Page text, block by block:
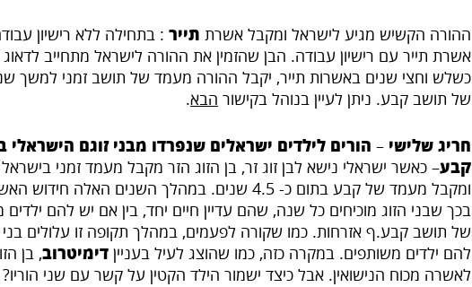
ההורה הקשיש מגיע לישראל ומקבל אשרת תייר : בתחילה ללא רישיון
אשרת תייר עם רישיון עבודה. הבן שהזמין את ההורה לישראל מתחייב
כשלש וחצי שנים באשרות תייר, יקבל ההורה מעמד של תושב זמני למשך
של תושב קבע. ניתן לעיין בנוהל בקישור הבא.
חריג שלישי – הורים לילדים ישראלים שנפרדו מבני זוגם
קבע– כאשר ישראלי נישא לבן זוג זר, בן הזוג הזר מקבל מעמד זמני
ומקבל מעמד של קבע בתום כ- 4.5 שנים. במהלך השנים
בכך שבני הזוג מוכיחים כל שנה, שהם עדיין חיים יחד, בין אם יש להם ילדים
של תושב קבע.ף אזרחות. כמו שקורה לפעמים, במהלך תקופה זו עלולים בני
להם ילדים משותפים. במקרה כזה, כמו שהוצג לעיל בעניין דימיטרוב, בן
לאשרה מכוח הנישואין. אבל כיצד ישמור הילד הקטין על קשר עם שני הוריו?